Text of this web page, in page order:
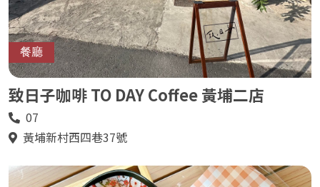
餐廳
致日子咖啡 TO DAY Coffee 黃埔二店
電
07
地黃埔新村西四巷37號